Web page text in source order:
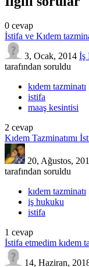
0 cevap
İstifa ve Kıdem
3, Ocak, 2014 İş
tarafından soruldu
kıdem tazminatı
istifa
maaş kesintisi
2 cevap
Kıdem Tazminatımı
20, Ağustos,
tarafından soruldu
kıdem tazminatı
iş hukuku
istifa
1 cevap
İstifa etmedim kıdem
14, Haziran,